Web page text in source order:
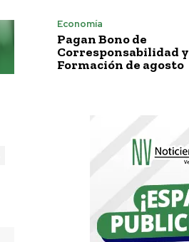
Economía
Pagan Bono de
Corresponsabilidad y
Formación de agosto